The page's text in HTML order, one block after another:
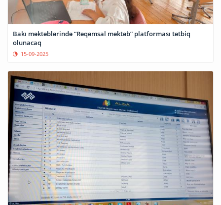
Bakı məktəblərində “Rəqəmsal məktəb” platforması tətbiq
olunacaq
15-09-2025